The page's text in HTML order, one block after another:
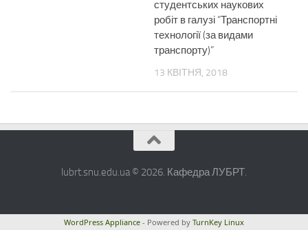
студентських наукових
робіт в галузі “Транспортні
технології (за видами
транспорту)”
13 КВІТНЯ, 2018
lubrt.snu.edu.ua © 2026. Кафедра ЛУБРТ.
WordPress Appliance - Powered by TurnKey Linux